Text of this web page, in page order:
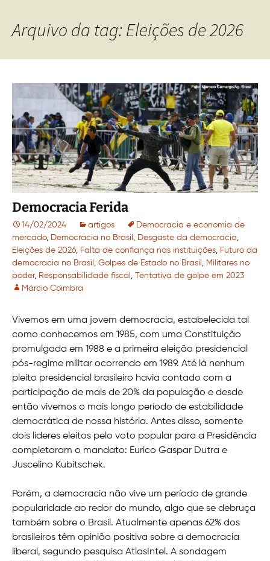
Arquivo da tag: Eleições de 2026
Democracia Ferida
14/02/2024 artigos
Democracia e economia de
mercado, Democracia no Brasil , Desgaste da democracia,
Eleições de 2026, Falta de confiança nas instituições, Futuro da
democracia no Brasil , Golpes de Estado no Brasil , Militares no
poder, Responsabilidade fiscal ,
Tentativa de golpe em 2023
Márcio Coimbra
Vivemos em uma jovem democracia, estabelecida tal
como conhecemos em 1985, com uma Constituição
promulgada em 1988 e a primeira eleição presidencial
pós-regime militar ocorrendo em 1989. Até lá nenhum
pleito presidencial brasileiro havia contado com a
participação de mais de 20% da população e desde
então vivemos o mais longo período de estabilidade
democrática de nossa história. Antes disso, somente
dois líderes eleitos pelo voto popular para a Presidência
completaram o mandato: Eurico Gaspar Dutra e
Juscelino Kubitschek.
Porém, a democracia não vive um período de grande
popularidade ao redor do mundo, algo que se debruça
também sobre o Brasil. Atualmente apenas 62% dos
brasileiros têm opinião positiva sobre a democracia
liberal, segundo pesquisa AtlasIntel. A sondagem